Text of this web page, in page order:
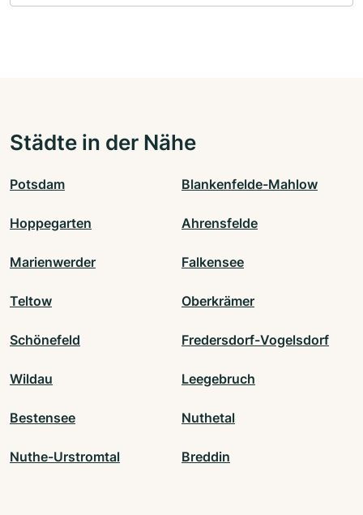
Städte in der Nähe
Potsdam Blankenfelde-Mahlow
Hoppegarten Ahrensfelde
Marienwerder Falkensee
Teltow Oberkrämer
Schönefeld Fredersdorf-Vogelsdorf
Wildau Leegebruch
Bestensee Nuthetal
Nuthe-Urstromtal Breddin